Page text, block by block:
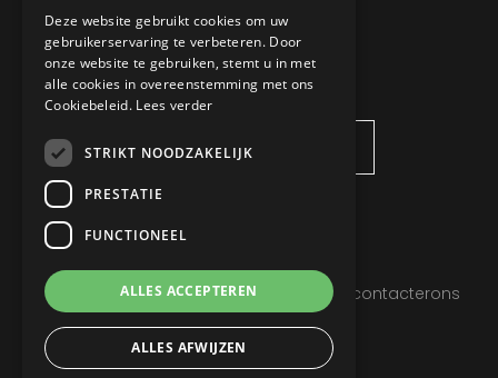
DEMANDEZ INFOS
Laissez vos coordonnées et nous vous contacterons
dès que possible.
Privacy Policy
Deze website gebruikt cookies om uw
gebruikerservaring te verbeteren. Door
onze website te gebruiken, stemt u in met
alle cookies in overeenstemming met ons
Cookiebeleid. Lees verder
STRIKT NOODZAKELIJK
PRESTATIE
FUNCTIONEEL
ALLES ACCEPTEREN
ALLES AFWIJZEN